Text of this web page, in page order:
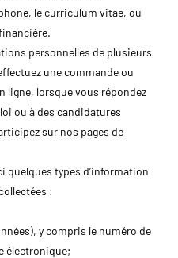
le curriculum vitae, ou
personnelles de plusieurs
une commande ou
ligne, lorsque vous répondez
ou à des candidatures
sur nos pages de
quelques types d’information
:
y compris le numéro de
électronique;